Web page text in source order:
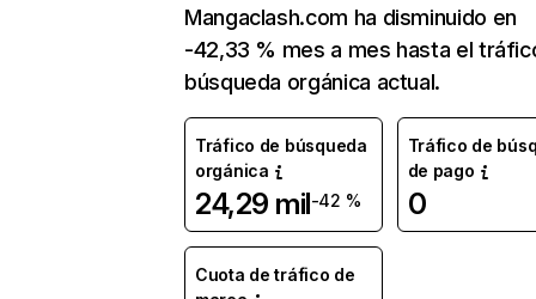
Mangaclash.com ha disminuido en
-42,33 % mes a mes hasta el
búsqueda orgánica actual.
Tráfico de búsqueda
orgánica
24,29 mil-42 %
Tráfico de
de pago
0
Cuota de tráfico de